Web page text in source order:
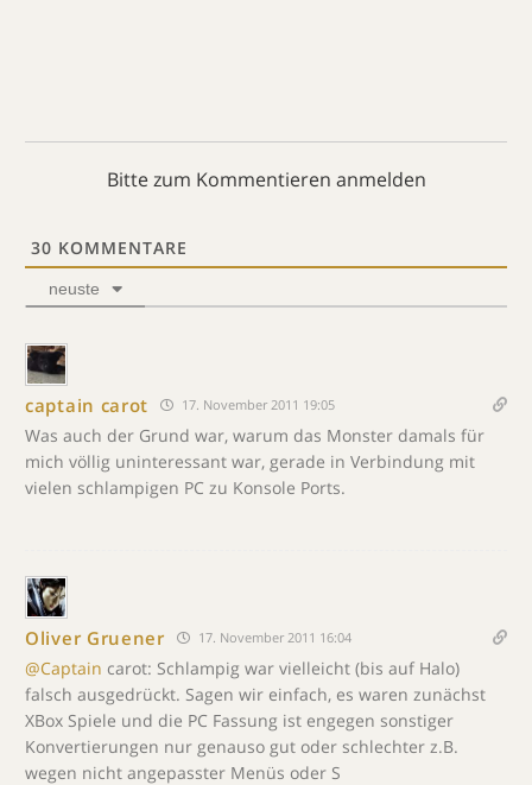
Bitte zum Kommentieren anmelden
30 KOMMENTARE
neuste
captain carot 17. November 2011 19:05
Was auch der Grund war, warum das Monster damals für
mich völlig uninteressant war, gerade in Verbindung mit
vielen schlampigen PC zu Konsole Ports.
Oliver Gruener 17. November 2011 16:04
@Captain carot: Schlampig war vielleicht (bis auf Halo)
falsch ausgedrückt. Sagen wir einfach, es waren zunächst
XBox Spiele und die PC Fassung ist engegen sonstiger
Konvertierungen nur genauso gut oder schlechter z.B.
wegen nicht angepasster Menüs oder S